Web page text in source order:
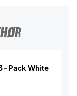
Pack White